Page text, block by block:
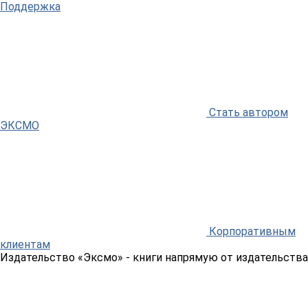
Поддержка
Стать автором
ЭКСМО
Корпоративным
клиентам
Издательство «Эксмо» - книги напрямую от издательства